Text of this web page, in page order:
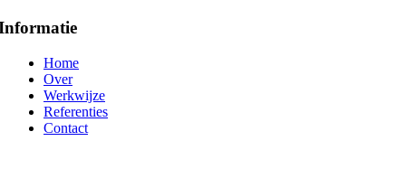
Home
Over
Werkwijze
Referenties
Contact